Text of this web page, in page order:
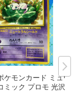
ケモンカード ミュウ
ミック プロモ 光沢あ